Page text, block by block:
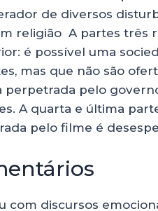
de diversos
religião A partes três
é possível uma
mas que não são
pelo
A quarta e última
pelo filme é
discursos